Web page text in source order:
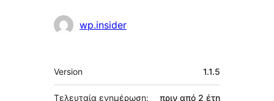
wp.insider
Μεταστοιχεία
Version 1.1.5
Τελευταία ενημέρωση: πριν από 2 έτη